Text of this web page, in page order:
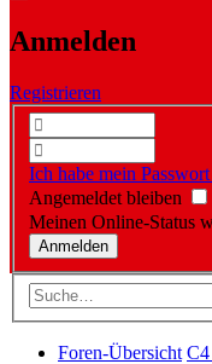
Anmelden
Registrieren
Ich habe mein
Angemeldet bleiben
Meinen Online-Status
Foren-Übersicht